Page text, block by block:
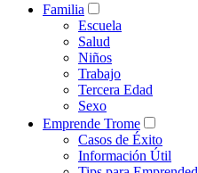
Familia
Escuela
Salud
Niños
Trabajo
Tercera Edad
Sexo
Emprende Trome
Casos de Éxito
Información Útil